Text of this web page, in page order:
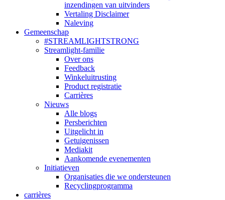
inzendingen van uitvinders
Vertaling Disclaimer
Naleving
Gemeenschap
#STREAMLIGHTSTRONG
Streamlight-familie
Over ons
Feedback
Winkeluitrusting
Product registratie
Carrières
Nieuws
Alle blogs
Persberichten
Uitgelicht in
Getuigenissen
Mediakit
Aankomende evenementen
Initiatieven
Organisaties die we ondersteunen
Recyclingprogramma
carrières